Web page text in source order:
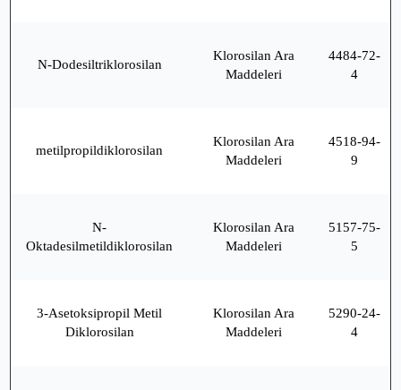
N-Dodesiltriklorosilan
Klorosilan Ara
Maddeleri
4484-72-
4
metilpropildiklorosilan
Klorosilan Ara
Maddeleri
4518-94-
9
N-
Oktadesilmetildiklorosilan
Klorosilan Ara
Maddeleri
5157-75-
5
3-Asetoksipropil Metil
Diklorosilan
Klorosilan Ara
Maddeleri
5290-24-
4